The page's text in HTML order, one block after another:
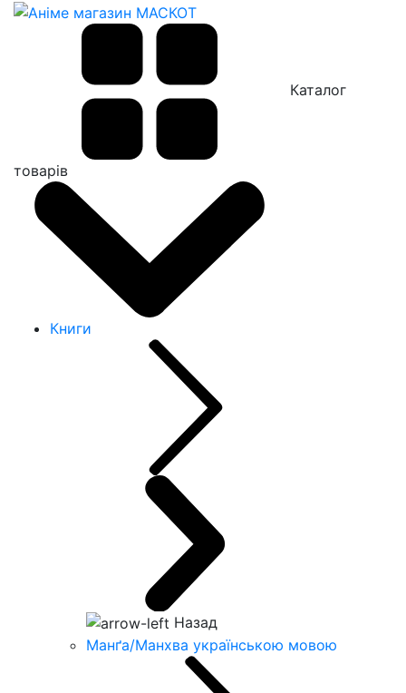
Каталог
товарів
Книги
Назад
Манґа/Манхва українською мовою